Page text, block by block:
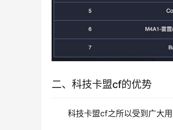
二、科技卡盟cf的优势
科技卡盟cf之所以受到广大